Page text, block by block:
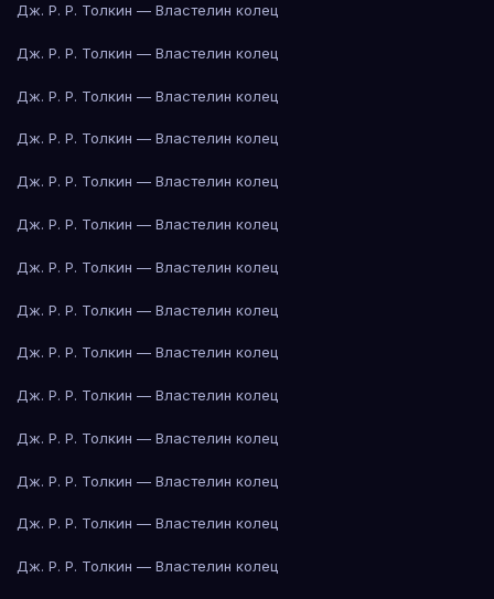
Дж. Р. Р. Толкин — Властелин колец
Дж. Р. Р. Толкин — Властелин колец
Дж. Р. Р. Толкин — Властелин колец
Дж. Р. Р. Толкин — Властелин колец
Дж. Р. Р. Толкин — Властелин колец
Дж. Р. Р. Толкин — Властелин колец
Дж. Р. Р. Толкин — Властелин колец
Дж. Р. Р. Толкин — Властелин колец
Дж. Р. Р. Толкин — Властелин колец
Дж. Р. Р. Толкин — Властелин колец
Дж. Р. Р. Толкин — Властелин колец
Дж. Р. Р. Толкин — Властелин колец
Дж. Р. Р. Толкин — Властелин колец
Дж. Р. Р. Толкин — Властелин колец